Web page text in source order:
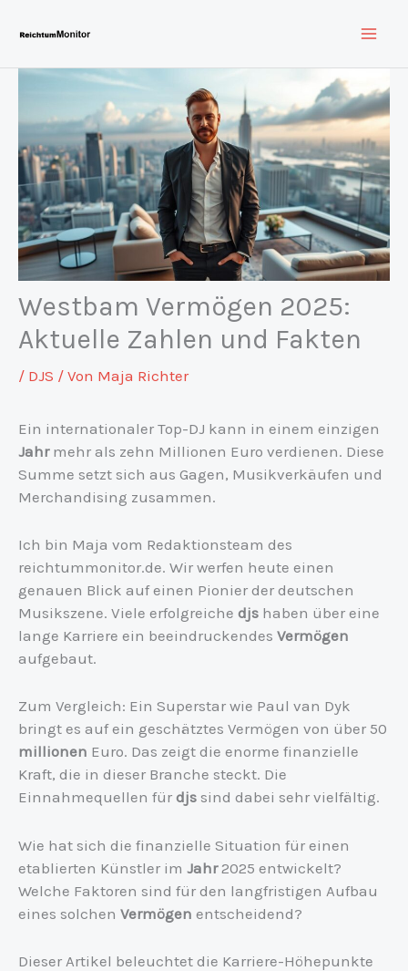
Inhalt
Westbam Vermögen 2025:
Aktuelle Zahlen und Fakten
/ DJS / Von Maja Richter
Ein internationaler Top-DJ kann in einem einzigen
Jahrmehr als zehn Millionen Euro verdienen. Diese
Summe setzt sich aus Gagen, Musikverkäufen und
Merchandising zusammen.
Ich bin Maja vom Redaktionsteam des
reichtummonitor.de. Wir werfen heute einen
genauen Blick auf einen Pionier der deutschen
Musikszene. Viele erfolgreiche djs haben über eine
lange Karriere ein beeindruckendes Vermögen
aufgebaut.
Zum Vergleich: Ein Superstar wie Paul van Dyk
bringt es auf ein geschätztes Vermögen von über 50
millionen Euro. Das zeigt die enorme finanzielle
Kraft, die in dieser Branche steckt. Die
Einnahmequellen für djs sind dabei sehr vielfältig.
Wie hat sich die finanzielle Situation für einen
etablierten Künstler im Jahr2025 entwickelt?
Welche Faktoren sind für den langfristigen Aufbau
eines solchen Vermögen entscheidend?
Dieser Artikel beleuchtet die Karriere-Höhepunkte